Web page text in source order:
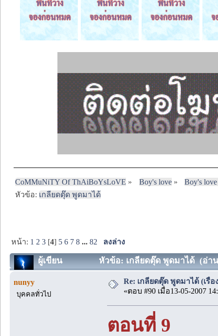
CoMMuNiTY Of ThAiBoYsLoVE » Boy's love»
Boy's
หัวข้อ: เกลียดตุ๊ด พูดมาได้
หน้า: 1 2 3 [4] 5 6 7 8 ...82 ลงล่าง
ผู้เขียน หัวข้อ: เกลียดตุ๊ด พูดมาได้ (อ่าน
nunyy
บุคคลทั่วไป
Re: เกลียดตุ๊ด พูดมาได้ (เรื่
«ตอบ #90 เมื่อ13-05-2007
ตอนที่ 9